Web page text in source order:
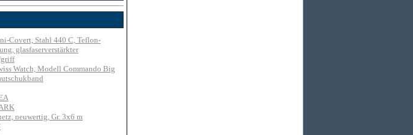
Covert, Stahl 440 C, Teflon-
glasfaserverstärkter
Watch, Modell Commando Big
neuwertig, Gr. 3x6 m